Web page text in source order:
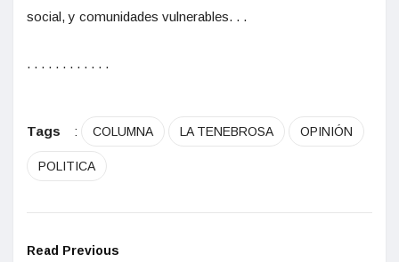
social, y comunidades vulnerables. . .
. . . . . . . . . . . .
Tags : COLUMNA LA TENEBROSA OPINIÓN
POLITICA
Read Previous